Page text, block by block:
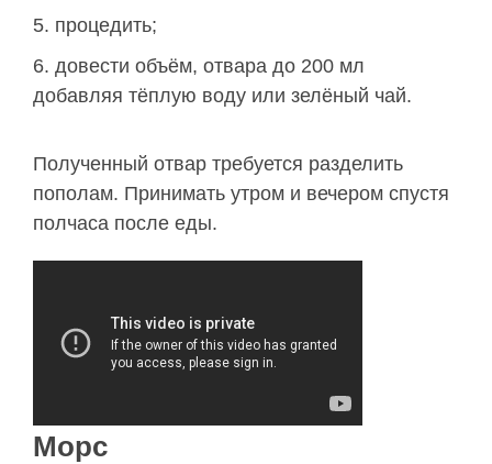
процедить;
довести объём, отвара до 200 мл
добавляя тёплую воду или зелёный чай.
Полученный отвар требуется разделить
пополам. Принимать утром и вечером спустя
полчаса после еды.
Морс